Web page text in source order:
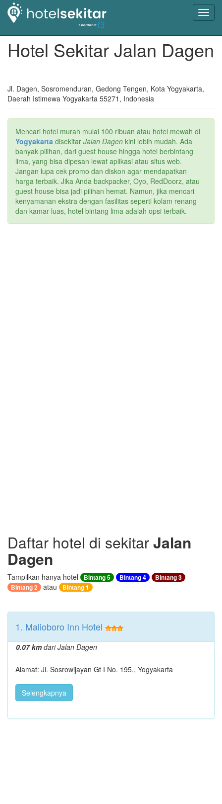
Hotel Sekitar Jalan Dagen
Jl. Dagen, Sosromenduran, Gedong Tengen, Kota Yogyakarta,
Daerah Istimewa Yogyakarta 55271, Indonesia
Mencari hotel murah mulai 100 ribuan atau hotel mewah di
Yogyakarta disekitar Jalan Dagen kini lebih mudah. Ada
banyak pilihan, dari guest house hingga hotel berbintang
lima, yang bisa dipesan lewat aplikasi atau situs web.
Jangan lupa cek promo dan diskon agar mendapatkan
harga terbaik. Jika Anda backpacker, Oyo, RedDoorz, atau
guest house bisa jadi pilihan hemat. Namun, jika mencari
kenyamanan ekstra dengan fasilitas seperti kolam renang
dan kamar luas, hotel bintang lima adalah opsi terbaik.
Daftar hotel di sekitarJalan
Dagen
Tampilkan hanya hotel Bintang 5 Bintang 4
Bintang 3
Bintang 2
atau Bintang 1
1. Malioboro Inn Hotel
0.07 kmdari Jalan Dagen
Alamat: Jl. Sosrowijayan Gt I No. 195,, Yogyakarta
Selengkapnya